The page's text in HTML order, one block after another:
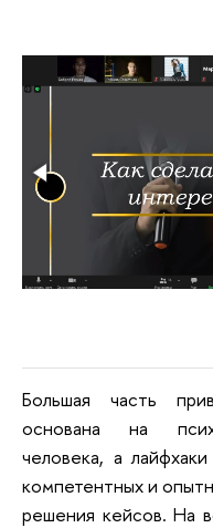
Большая часть
основана на
человека, а
компетентных и
решения кейсов. На